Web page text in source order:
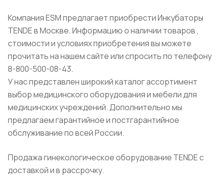
Компания ESM предлагает приобрести Инкубаторы
TENDE в Москве. Информацию о наличии товаров ,
стоимости и условиях приобретения вы можете
прочитать на нашем сайте или спросить по телефону
8-800-500-08-43.
У нас представлен широкий каталог ассортимент
выбор медицинского оборудования и мебели для
медицинских учреждений. Дополнительно мы
предлагаем гарантийное и постгарантийное
обслуживание по всей России.
Продажа гинекологическое оборудование TENDE с
доставкой и в рассрочку.